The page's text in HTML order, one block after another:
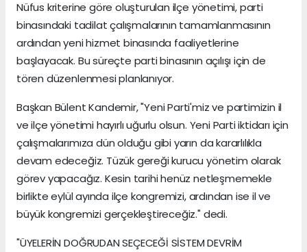
Nüfus kriterine göre oluşturulan ilçe yönetimi, parti
binasındaki tadilat çalışmalarının tamamlanmasının
ardından yeni hizmet binasında faaliyetlerine
başlayacak. Bu süreçte parti binasının açılışı için de
tören düzenlenmesi planlanıyor.
Başkan Bülent Kandemir, "Yeni Parti'miz ve partimizin il
ve ilçe yönetimi hayırlı uğurlu olsun. Yeni Parti iktidarı için
çalışmalarımıza dün olduğu gibi yarın da kararlılıkla
devam edeceğiz. Tüzük gereği kurucu yönetim olarak
görev yapacağız. Kesin tarihi henüz netleşmemekle
birlikte eylül ayında ilçe kongremizi, ardından ise il ve
büyük kongremizi gerçekleştireceğiz." dedi.
"ÜYELERİN DOĞRUDAN SEÇECEĞİ SİSTEM DEVRİM